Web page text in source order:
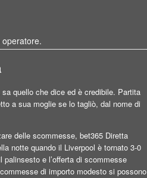
quello che dice ed è credibile. Partita
a sua moglie se lo tagliò, dal nome di
delle scommesse, bet365 Diretta
notte quando il Liverpool è tornato 3-0
e l’offerta di scommesse
di importo modesto si possono